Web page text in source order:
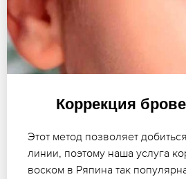
Коррекция
Этот метод позволяет
линии, поэтому наша услуга
воском в Ряпина так